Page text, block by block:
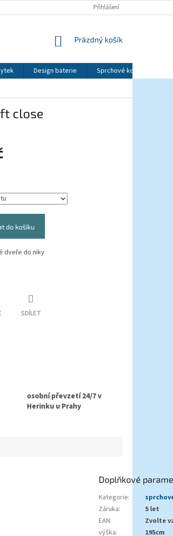
PODMÍNKY OCHRANY OSOBNÍCH ÚDAJŮ
Přihlášení
NÁKUPNÍ
Prázdný košík
Design baterie
Sprchové kouty a dveře
close
do košíku
dveře do niky
SDÍLET
osobní převzetí 24/7 v
Herinku u Prahy
Doplňkové
Kategorie:
Záruka:
5 let
EAN:
Zvolte
výška:
195cm